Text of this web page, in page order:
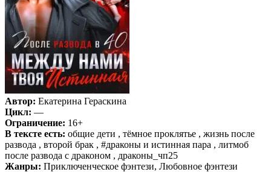
Автор: Екатерина Гераскина
Цикл: —
Ограничение: 16+
В тексте есть: общие дети , тёмное проклятье , жизнь после
развода , второй брак , #драконы и истинная пара , литмоб
после развода с драконом , драконы_чп25
Жанры: Приключенческое фэнтези, Любовное фэнтези